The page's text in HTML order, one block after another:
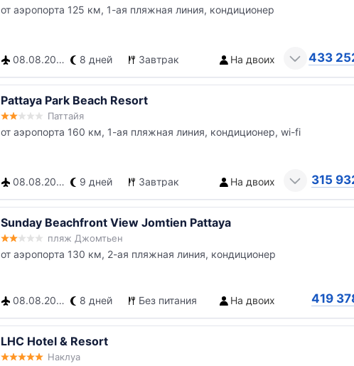
от аэропорта 125 км, 1-ая пляжная линия, кондиционер
08.08.2026 8 дней Завтрак На двоих 433
Pattaya Park Beach Resort
Паттайя
от аэропорта 160 км, 1-ая пляжная линия, кондиционер, wi-fi
08.08.2026 9 дней Завтрак На двоих 315
Sunday Beachfront View Jomtien Pattaya
пляж Джомтьен
от аэропорта 130 км, 2-ая пляжная линия, кондиционер
08.08.2026 8 дней Без питания На двоих 419
LHC Hotel & Resort
Наклуа